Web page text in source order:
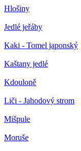
Hlošiny
Jedlé jeřáby
Kaki - Tomel japonský
Kaštany jedlé
Kdouloně
Liči - Jahodový strom
Mišpule
Moruše